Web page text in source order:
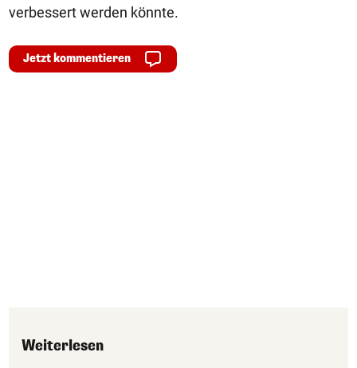
verbessert werden könnte.
Jetzt kommentieren
Weiterlesen